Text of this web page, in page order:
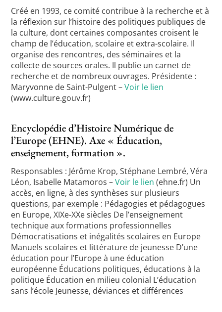
Créé en 1993, ce comité contribue à la recherche et à
la réflexion sur l’histoire des politiques publiques de
la culture, dont certaines composantes croisent le
champ de l’éducation, scolaire et extra-scolaire. Il
organise des rencontres, des séminaires et la
collecte de sources orales. Il publie un carnet de
recherche et de nombreux ouvrages. Présidente :
Maryvonne de Saint-Pulgent –Voir le lien
(www.culture.gouv.fr)
Encyclopédie d’Histoire Numérique de
l’Europe (EHNE). Axe « Éducation,
enseignement, formation ».
Responsables : Jérôme Krop, Stéphane Lembré, Véra
Léon, Isabelle Matamoros –Voir le lien (ehne.fr) Un
accès, en ligne, à des synthèses sur plusieurs
questions, par exemple : Pédagogies et pédagogues
en Europe, XIXe-XXe siècles De l’enseignement
technique aux formations professionnelles
Démocratisations et inégalités scolaires en Europe
Manuels scolaires et littérature de jeunesse D’une
éducation pour l’Europe à une éducation
européenne Éducations politiques, éducations à la
politique Éducation en milieu colonial L’éducation
sans l’école Jeunesse, déviances et différences